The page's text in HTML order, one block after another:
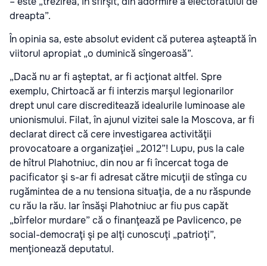
dreapta”.
În opinia sa, este absolut evident că puterea aşteaptă în
viitorul apropiat „o duminică sîngeroasă”.
„Dacă nu ar fi aşteptat, ar fi acţionat altfel. Spre
exemplu, Chirtoacă ar fi interzis marşul legionarilor
drept unul care discreditează idealurile luminoase ale
unionismului. Filat, în ajunul vizitei sale la Moscova, ar fi
declarat direct că cere investigarea activităţii
provocatoare a organizaţiei „2012”! Lupu, pus la cale
de hîtrul Plahotniuc, din nou ar fi încercat toga de
pacificator şi s-ar fi adresat către micuţii de stînga cu
rugămintea de a nu tensiona situaţia, de a nu răspunde
cu rău la rău. Iar însăşi Plahotniuc ar fiu pus capăt
„bîrfelor murdare” că o finanţează pe Pavlicenco, pe
social-democraţi şi pe alţi cunoscuţi „patrioţi”,
menţionează deputatul.